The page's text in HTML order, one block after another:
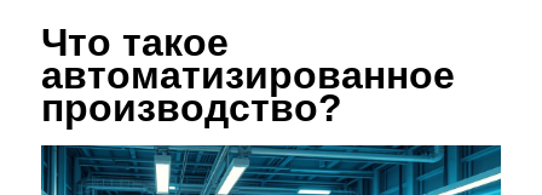
Что такое
автоматизированное
производство?